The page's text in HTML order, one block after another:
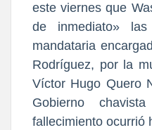
este viernes que
de inmediato»
mandataria
Rodríguez, por la
Víctor Hugo Quero
Gobierno
fallecimiento ocurrió